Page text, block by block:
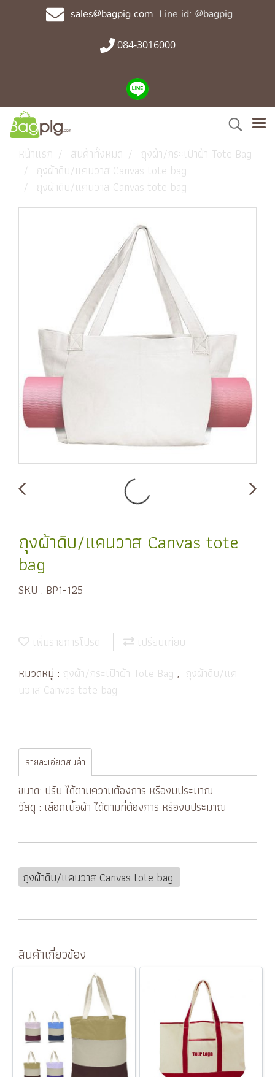
sales@bagpig.com Line id: @bagpig
084-3016000
หน้าแรก สินค้าทั้งหมด
ถุงผ้า/กระเป๋าผ้า Tote Bag
ถุงผ้าดิบ/แคนวาส Canvas tote bag
ถุงผ้าดิบ/แคนวาส Canvas tote bag
ถุงผ้าดิบ/แคนวาส Canvas tote
bag
SKU : BP1-125
เพิ่มรายการโปรด
เปรียบเทียบ
หมวดหมู่ : ถุงผ้า/กระเป๋าผ้า Tote Bag , ถุงผ้าดิบ/แค
นวาส Canvas tote bag
รายละเอียดสินค้า
ขนาด: ปรับ ได้ตามความต้องการ หรืองบประมาณ
วัสดุ : เลือกเนื้อผ้า ได้ตามที่ต้องการ หรืองบประมาณ
ถุงผ้าดิบ/แคนวาส Canvas tote bag
สินค้าเกี่ยวข้อง